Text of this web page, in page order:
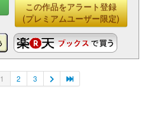
この作品をアラート登録
(プレミアムユーザー限定)
1 2 3